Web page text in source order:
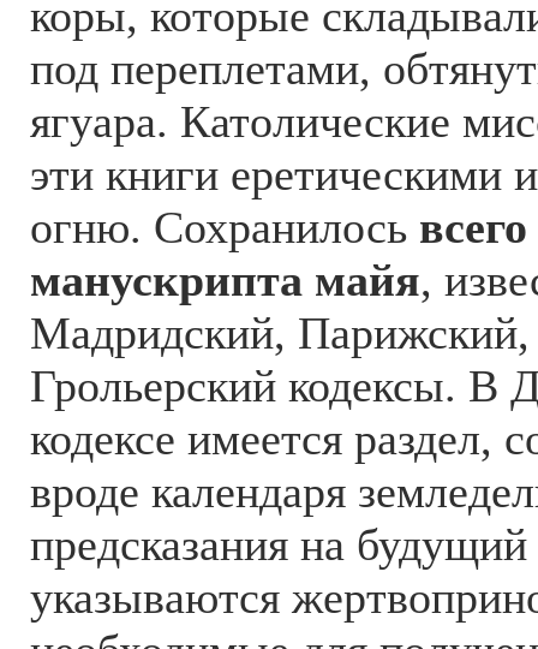
коры, которые
под переплетами,
ягуара. Католические
эти книги еретическими
огню. Сохранилось
манускрипта майя,
Мадридский, Парижский,
Грольерский кодексы. В
кодексе имеется раздел,
вроде календаря
предсказания на будущий
указываются